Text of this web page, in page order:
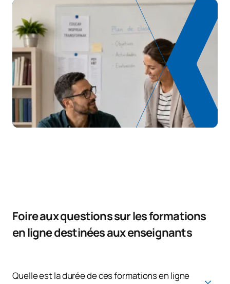
Foire aux questions sur les formations
en ligne destinées aux enseignants
Quelle est la durée de ces formations en ligne